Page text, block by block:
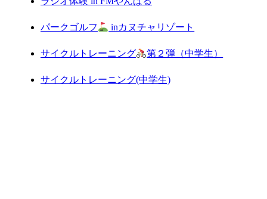
パークゴルフ inカヌチャリゾート
サイクルトレーニング 第２弾（中学生）
サイクルトレーニング(中学生)